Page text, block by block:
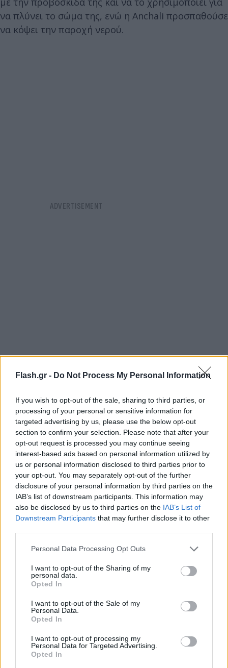
Flash.gr - Do Not Process My Personal Information
If you wish to opt-out of the sale, sharing to third parties, or
processing of your personal or sensitive information for
targeted advertising by us, please use the below opt-out
section to confirm your selection. Please note that after your
opt-out request is processed you may continue seeing
interest-based ads based on personal information utilized by
us or personal information disclosed to third parties prior to
your opt-out. You may separately opt-out of the further
disclosure of your personal information by third parties on the
IAB’s list of downstream participants. This information may
also be disclosed by us to third parties on the IAB’s List of
Downstream Participants that may further disclose it to other
Please note that this website/app uses one or more Google
not limited to your visit or usage behaviour. You may click to
grant or deny consent to Google and its third-party tags to
use your data for below specified purposes in below Google
consent section.
Personal Data Processing Opt Outs
I want to opt-out of the Sharing of my
personal data.
Opted In
I want to opt-out of the Sale of my
Personal Data.
Opted In
I want to opt-out of processing my
Personal Data for Targeted Advertising.
Opted In
να πλύνει το σώμα της, ενώ η Anchali προσπαθούσε
να κόψει την παροχή νερού.
Ο Michael Brecht, καθηγητής στο Πανεπιστήμιο
Humboldt, ανέφερε σχετικά: «Η έκπληξη ήταν
σίγουρα η συμπεριφορά της Anchali. Όταν είδα για
πρώτη φορά την αντίδρασή της, ξέσπασα σε
γέλια. Οπότε αναρωτιέμαι, μήπως η Anchali
πιστεύει ότι αυτό είναι αστείο ή απλώς είναι
κακιά;».
Η κατευθυνόμενη προς τον στόχο συμπεριφορά
έχει πρόσφατα παρατηρηθεί και σε άλλα είδη όπως
οι χιμπατζήδες, τα κοράκια και τα δελφίνια.
Η Lena Kaufmann, από το Πανεπιστήμιο Humbolt,
που βιντεοσκόπησε τη Mary, είπε: «Οι ελέφαντες
ψεκάζονται με νερό, λάσπη ή σκόνη όλη την ώρα
παρατηρούμενων συμπεριφορών χρήσης
εργαλείων σε ελέφαντες σχετίζονται στην
πραγματικότητα με τη φροντίδα του σώματος.
Αλλά το λάστιχο είναι ένα εξαιρετικά πολύπλοκο